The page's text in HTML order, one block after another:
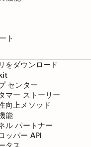
ト
をダウンロード
センター
マー ストーリー
向上メソッド
能
ル パートナー
ッパー API